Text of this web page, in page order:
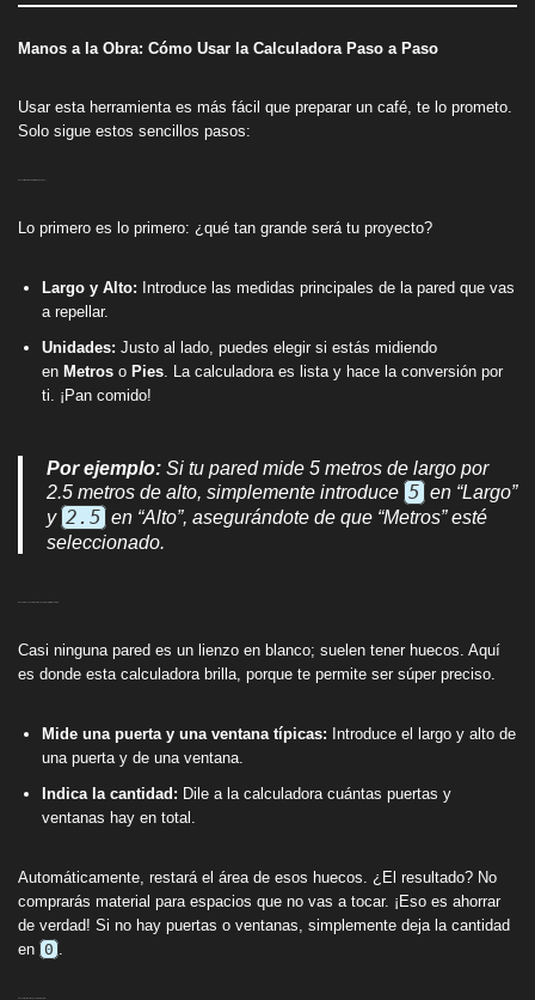
Manos a la Obra: Cómo Usar la Calculadora Paso a Paso
Usar esta herramienta es más fácil que preparar un café, te lo prometo.
Solo sigue estos sencillos pasos:
Lo primero es lo primero: ¿qué tan grande será tu proyecto?
Largo y Alto: Introduce las medidas principales de la pared que vas
a repellar.
Unidades: Justo al lado, puedes elegir si estás midiendo
en Metros o Pies . La calculadora es lista y hace la conversión por
ti. ¡Pan comido!
Por ejemplo: Si tu pared mide 5 metros de largo por
2.5 metros de alto, simplemente introduce 5 en “Largo”
y 2.5 en “Alto”, asegurándote de que “Metros” esté
seleccionado.
Casi ninguna pared es un lienzo en blanco; suelen tener huecos. Aquí
es donde esta calculadora brilla, porque te permite ser súper preciso.
Mide una puerta y una ventana típicas: Introduce el largo y alto de
una puerta y de una ventana.
Indica la cantidad: Dile a la calculadora cuántas puertas y
ventanas hay en total.
Automáticamente, restará el área de esos huecos. ¿El resultado? No
comprarás material para espacios que no vas a tocar. ¡Eso es ahorrar
de verdad! Si no hay puertas o ventanas, simplemente deja la cantidad
en 0